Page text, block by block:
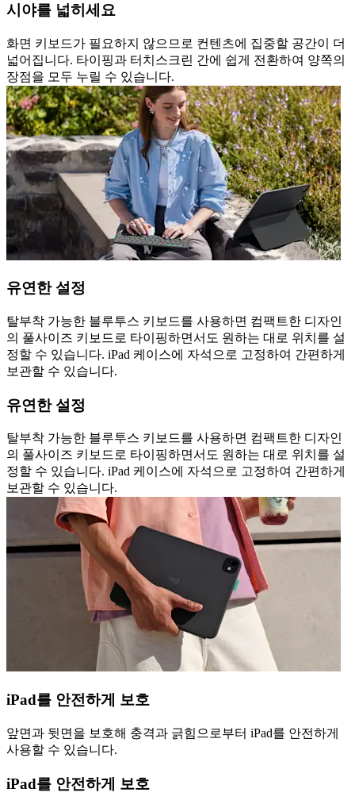
시야를 넓히세요
화면 키보드가 필요하지 않으므로 컨텐츠에 집중할 공간이 더
넓어집니다. 타이핑과 터치스크린 간에 쉽게 전환하여 양쪽의
장점을 모두 누릴 수 있습니다.
유연한 설정
탈부착 가능한 블루투스 키보드를 사용하면 컴팩트한 디자인
의 풀사이즈 키보드로 타이핑하면서도 원하는 대로 위치를 설
정할 수 있습니다. iPad 케이스에 자석으로 고정하여 간편하게
보관할 수 있습니다.
유연한 설정
탈부착 가능한 블루투스 키보드를 사용하면 컴팩트한 디자인
의 풀사이즈 키보드로 타이핑하면서도 원하는 대로 위치를 설
정할 수 있습니다. iPad 케이스에 자석으로 고정하여 간편하게
보관할 수 있습니다.
iPad를 안전하게 보호
앞면과 뒷면을 보호해 충격과 긁힘으로부터 iPad를 안전하게
사용할 수 있습니다.
iPad를 안전하게 보호